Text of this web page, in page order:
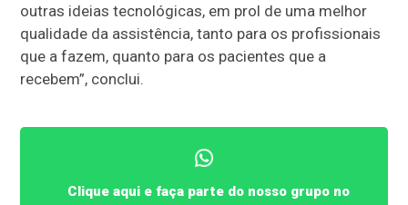
outras ideias tecnológicas, em prol de uma melhor
qualidade da assistência, tanto para os profissionais
que a fazem, quanto para os pacientes que a
recebem”, conclui.
Clique aqui e faça parte do nosso grupo no